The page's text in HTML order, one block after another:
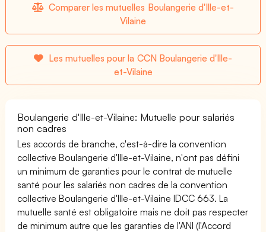
Comparer les mutuelles Boulangerie d'Ille-et-
Vilaine
Les mutuelles pour la CCN Boulangerie d'Ille-
et-Vilaine
Boulangerie d'Ille-et-Vilaine: Mutuelle pour salariés
non cadres
Les accords de branche, c'est-à-dire la convention
collective Boulangerie d'Ille-et-Vilaine, n'ont pas défini
un minimum de garanties pour le contrat de mutuelle
santé pour les salariés non cadres de la convention
collective Boulangerie d'Ille-et-Vilaine IDCC 663. La
mutuelle santé est obligatoire mais ne doit pas respecter
de minimum autre que les garanties de l'ANI (l'Accord